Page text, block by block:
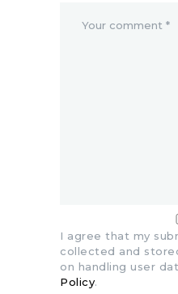
I agree that my
collected and
on handling user
Policy.